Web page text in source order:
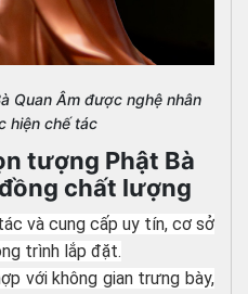
Quan Âm được nghệ nhân
hiện chế tác
tượng Phật Bà
chất lượng
và cung cấp uy tín, cơ sở
trình lắp đặt.
với không gian trưng bày,